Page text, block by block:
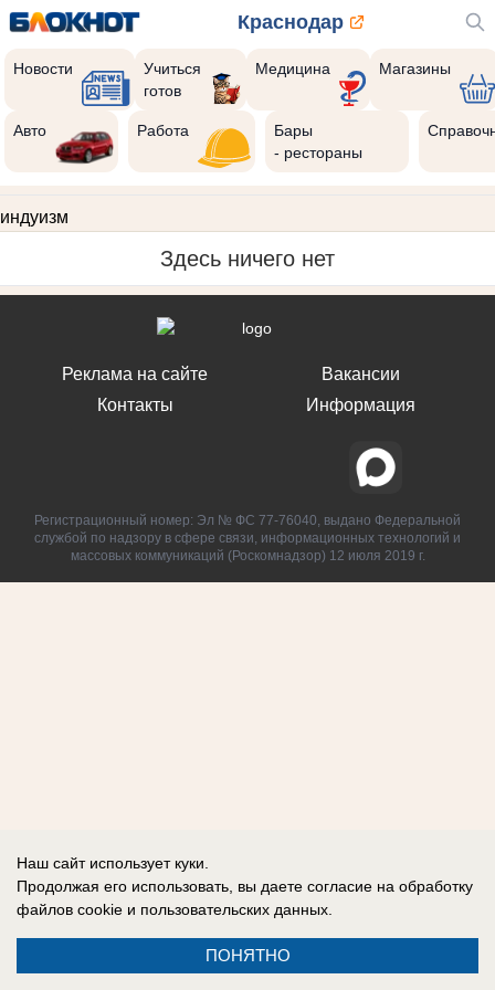
Краснодар
Новости
Учиться
готов
Медицина Магазины
Авто Работа
Бары
- рестораны
индуизм
Здесь ничего нет
Реклама на сайте
Контакты
Вакансии
Информация
Регистрационный номер: Эл № ФС 77-76040, выдано Федеральной
службой по надзору в сфере связи, информационных технологий и
массовых коммуникаций (Роскомнадзор) 12 июля 2019 г.
Наш сайт использует куки.
Продолжая его использовать, вы даете согласие на обработку
файлов cookie и пользовательских данных.
ПОНЯТНО